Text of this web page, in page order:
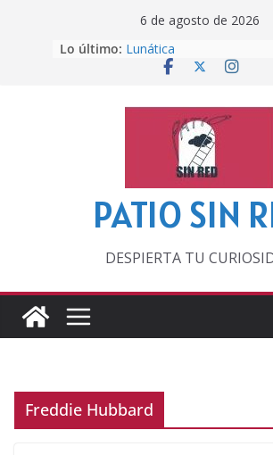
6 de agosto de 2026
Lo último: Lunática
Pero, hasta entonces…
‘La broma infinita’ de
lecturas veraniegas
Otra del Mundial
PATIO SIN
DESPIERTA TU
Freddie Hubbard